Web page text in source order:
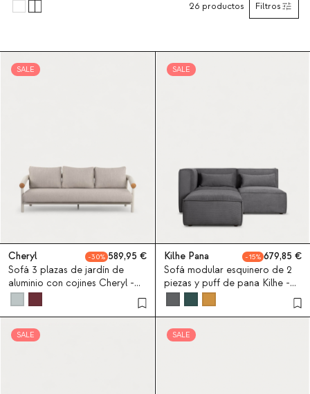
Filtros
26 productos
SALE
Cheryl 30
589,95
Sofá 3 plazas de jardín de
aluminio con cojines Cheryl -
Gris Cold Cloud
SALE
Kilhe Pana 15
679,85
Sofá modular esquinero de 2
piezas y puff de pana Kilhe -
Pana -Gris Graphite
SALE SALE